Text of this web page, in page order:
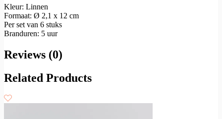
Kleur: Linnen
Formaat: Ø 2,1 x 12 cm
Per set van 6 stuks
Branduren: 5 uur
Reviews (0)
Related Products